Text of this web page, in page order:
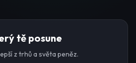
tě posune
z trhů a světa peněz.